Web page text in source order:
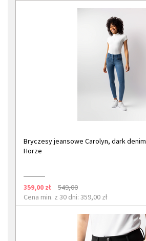
Bryczesy jeansowe Carolyn, dark denim
Horze
359,00 zł
549,00
Cena min. z 30 dni: 359,00 zł